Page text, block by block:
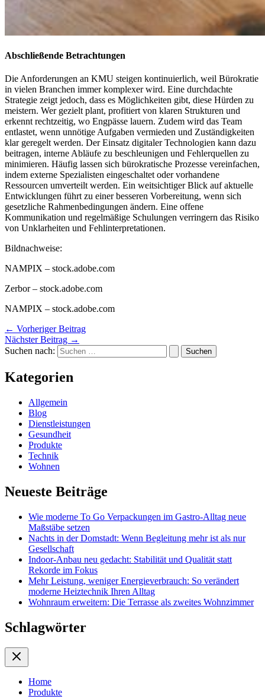
Abschließende Betrachtungen
Die Anforderungen an KMU steigen kontinuierlich, weil Bürokratie
in vielen Branchen immer komplexer wird. Eine durchdachte
Strategie zeigt jedoch, dass es Möglichkeiten gibt, diese Hürden zu
meistern. Wer gezielt plant, profitiert von klaren Strukturen und
erkennt rechtzeitig, wo Engpässe lauern. Zudem wird das Team
entlastet, wenn unnötige Aufgaben vermieden und Zuständigkeiten
klar geregelt werden. Der Einsatz digitaler Technologien kann dazu
beitragen, interne Abläufe zu beschleunigen und Fehlerquellen zu
minimieren. Häufig lassen sich bürokratische Prozesse vereinfachen,
indem externe Spezialisten eingeschaltet oder vorhandene
Ressourcen umverteilt werden. Ein weitsichtiger Blick auf aktuelle
Entwicklungen führt zu einer besseren Vorbereitung, wenn sich
gesetzliche Rahmenbedingungen ändern. Eine offene
Kommunikation und regelmäßige Schulungen verringern das Risiko
von Unklarheiten und Fehlinterpretationen.
Bildnachweise:
NAMPIX – stock.adobe.com
Zerbor– stock.adobe.com
NAMPIX – stock.adobe.com
← Vorheriger Beitrag
Nächster Beitrag →
Suchen nach:
Kategorien
Allgemein
Blog
Dienstleistungen
Gesundheit
Produkte
Technik
Wohnen
Neueste Beiträge
Wie moderne To Go Verpackungen im Gastro-Alltag neue
Maßstäbe setzen
Nachts in der Domstadt: Wenn Begleitung mehr ist als nur
Gesellschaft
Indoor-Anbau neu gedacht: Stabilität und Qualität statt
Rekorde im Fokus
Mehr Leistung, weniger Energieverbrauch: So verändert
moderne Heiztechnik Ihren Alltag
Wohnraum erweitern: Die Terrasse als zweites Wohnzimmer
Schlagwörter
Home
Produkte